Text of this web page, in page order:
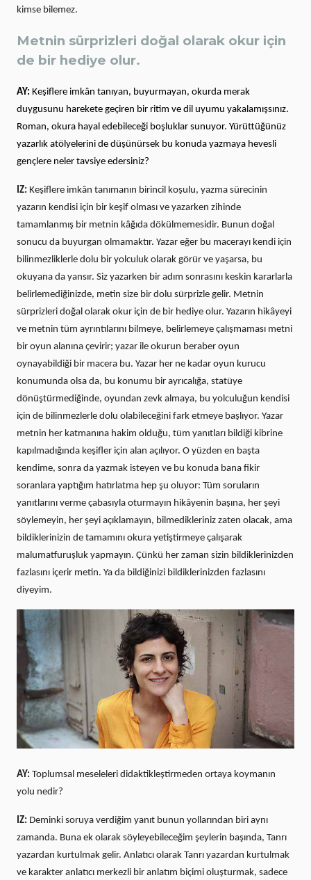
kimse bilemez.
Metnin sürprizleri doğal olarak okur için
de bir hediye olur.
AY: Keşiflere imkân tanıyan, buyurmayan, okurda merak
duygusunu harekete geçiren bir ritim ve dil uyumu yakalamışsınız.
Roman, okura hayal edebileceği boşluklar sunuyor. Yürüttüğünüz
yazarlık atölyelerini de düşünürsek bu konuda yazmaya hevesli
gençlere neler tavsiye edersiniz?
IZ: Keşiflere imkân tanımanın birincil koşulu, yazma sürecinin
yazarın kendisi için bir keşif olması ve yazarken zihinde
tamamlanmış bir metnin kâğıda dökülmemesidir. Bunun doğal
sonucu da buyurgan olmamaktır. Yazar eğer bu macerayı kendi için
bilinmezliklerle dolu bir yolculuk olarak görür ve yaşarsa, bu
okuyana da yansır. Siz yazarken bir adım sonrasını keskin kararlarla
belirlemediğinizde, metin size bir dolu sürprizle gelir. Metnin
sürprizleri doğal olarak okur için de bir hediye olur. Yazarın hikâyeyi
ve metnin tüm ayrıntılarını bilmeye, belirlemeye çalışmaması metni
bir oyun alanına çevirir; yazar ile okurun beraber oyun
oynayabildiği bir macera bu. Yazar her ne kadar oyun kurucu
konumunda olsa da, bu konumu bir ayrıcalığa, statüye
dönüştürmediğinde, oyundan zevk almaya, bu yolculuğun kendisi
için de bilinmezlerle dolu olabileceğini fark etmeye başlıyor. Yazar
metnin her katmanına hakim olduğu, tüm yanıtları bildiği kibrine
kapılmadığında keşifler için alan açılıyor. O yüzden en başta
kendime, sonra da yazmak isteyen ve bu konuda bana fikir
soranlara yaptığım hatırlatma hep şu oluyor: Tüm soruların
yanıtlarını verme çabasıyla oturmayın hikâyenin başına, her şeyi
söylemeyin, her şeyi açıklamayın, bilmedikleriniz zaten olacak, ama
bildiklerinizin de tamamını okura yetiştirmeye çalışarak
malumatfuruşluk yapmayın. Çünkü her zaman sizin bildiklerinizden
fazlasını içerir metin. Ya da bildiğinizi bildiklerinizden fazlasını
diyeyim.
AY: Toplumsal meseleleri didaktikleştirmeden ortaya koymanın
yolu nedir?
IZ: Deminki soruya verdiğim yanıt bunun yollarından biri aynı
zamanda. Buna ek olarak söyleyebileceğim şeylerin başında, Tanrı
yazardan kurtulmak gelir. Anlatıcı olarak Tanrı yazardan kurtulmak
ve karakter anlatıcı merkezli bir anlatım biçimi oluşturmak, sadece